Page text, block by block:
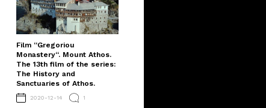
Film “Gregoriou
Monastery“. Mount Athos.
The 13th film of the series:
The History and
Sanctuaries of Athos.
2020-12-14 1